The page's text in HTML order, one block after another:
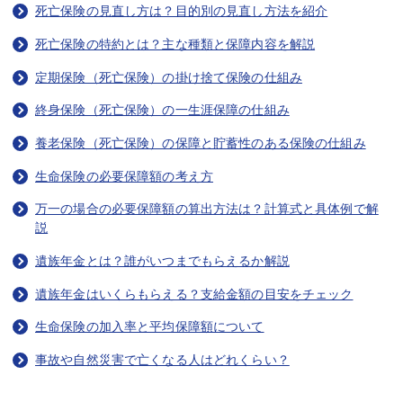
死亡保険の見直し方は？目的別の見直し方法を紹介
死亡保険の特約とは？主な種類と保障内容を解説
定期保険（死亡保険）の掛け捨て保険の仕組み
終身保険（死亡保険）の一生涯保障の仕組み
養老保険（死亡保険）の保障と貯蓄性のある保険の仕組み
生命保険の必要保障額の考え方
万一の場合の必要保障額の算出方法は？計算式と具体例で解
説
遺族年金とは？誰がいつまでもらえるか解説
遺族年金はいくらもらえる？支給金額の目安をチェック
生命保険の加入率と平均保障額について
事故や自然災害で亡くなる人はどれくらい？